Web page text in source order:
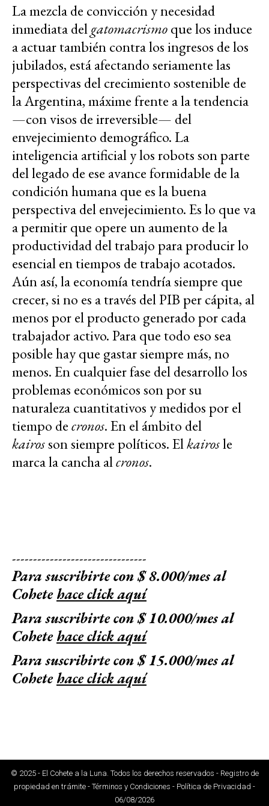
La mezcla de convicción y necesidad
inmediata delgatomacrismoque los induce
a actuar también contra los ingresos de los
jubilados, está afectando seriamente las
perspectivas del crecimiento sostenible de
la Argentina, máxime frente a la tendencia
—con visos de irreversible— del
envejecimiento demográfico. La
inteligencia artificial y los robots son parte
del legado de ese avance formidable de la
condición humana que es la buena
perspectiva del envejecimiento. Es lo que va
a permitir que opere un aumento de la
productividad del trabajo para producir lo
esencial en tiempos de trabajo acotados.
Aún así, la economía tendría siempre que
crecer, si no es a través del PIB per cápita, al
menos por el producto generado por cada
trabajador activo. Para que todo eso sea
posible hay que gastar siempre más, no
menos. En cualquier fase del desarrollo los
problemas económicos son por su
naturaleza cuantitativos y medidos por el
tiempo decronos. En el ámbito del
kairosson siempre políticos. Elkairosle
marca la cancha alcronos.
--------------------------------
Para suscribirte con $ 8.000/mes al
Cohetehace click aquí
Para suscribirte con $ 10.000/mes al
Cohetehace click aquí
Para suscribirte con $ 15.000/mes al
Cohetehace click aquí
© 2025 - El Cohete a la Luna. Todos los derechos reservados - Registro de
propiedad en trámite - Términos y Condiciones - Política de Privacidad -
06/08/2026